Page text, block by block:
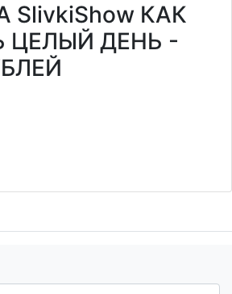
SlivkiShow КАК
ЦЕЛЫЙ ДЕНЬ -